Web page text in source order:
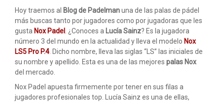
BLOG
Hoy traemos al Blog de Padelmanuna de las palas de pádel
más buscas tanto por jugadores como por jugadoras que les
gusta Nox Padel . ¿Conoces a Lucía Sainz? Es la jugadora
número 3 del mundo en la actualidad y lleva el modelo Nox
LS5 Pro P.4 . Dicho nombre, lleva las siglas “LS” las iniciales de
su nombre y apellido. Esta es una de las mejores palas Nox
del mercado.
Nox Padel apuesta firmemente por tener en sus filas a
jugadores profesionales top. Lucía Sainz es una de ellas,